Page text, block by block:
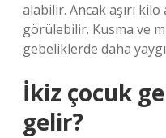
alabilir. Ancak aşırı
görülebilir. Kusma ve
gebeliklerde daha
İkiz çocuk
gelir?